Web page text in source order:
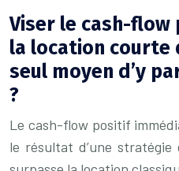
Viser le cash-
la location courte
seul moyen d’y
?
Le cash-flow positif
le résultat d’une stratégie